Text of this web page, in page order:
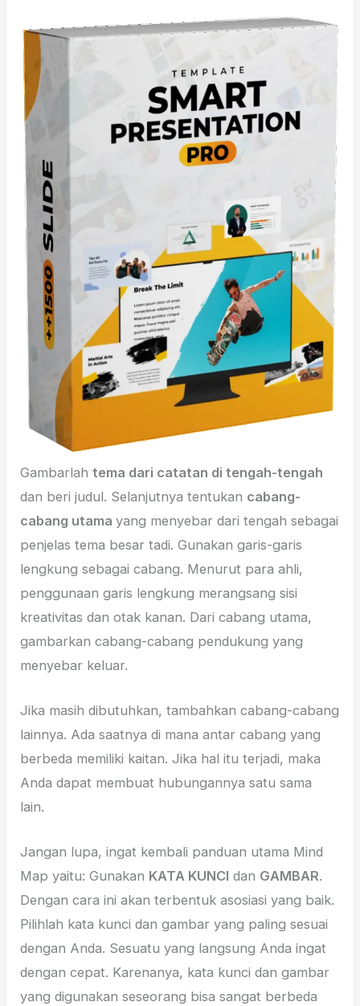
Gambarlahtema dari catatan di tengah-tengah
dan beri judul. Selanjutnya tentukan cabang-
cabang utamayang menyebar dari tengah sebagai
penjelas tema besar tadi. Gunakan garis-garis
lengkung sebagai cabang. Menurut para ahli,
penggunaan garis lengkung merangsang sisi
kreativitas dan otak kanan. Dari cabang utama,
gambarkan cabang-cabang pendukung yang
menyebar keluar.
Jika masih dibutuhkan, tambahkan cabang-cabang
lainnya. Ada saatnya di mana antar cabang yang
berbeda memiliki kaitan. Jika hal itu terjadi, maka
Anda dapat membuat hubungannya satu sama
lain.
Jangan lupa, ingat kembali panduan utama Mind
Map yaitu: Gunakan KATA KUNCI dan GAMBAR.
Dengan cara ini akan terbentuk asosiasi yang baik.
Pilihlah kata kunci dan gambar yang paling sesuai
dengan Anda. Sesuatu yang langsung Anda ingat
dengan cepat. Karenanya, kata kunci dan gambar
yang digunakan seseorang bisa sangat berbeda